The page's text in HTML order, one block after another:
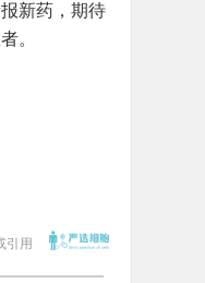
新药，期待
。
引用